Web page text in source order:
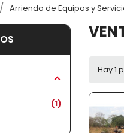
Arriendo de Equipos y
1
Hay 1